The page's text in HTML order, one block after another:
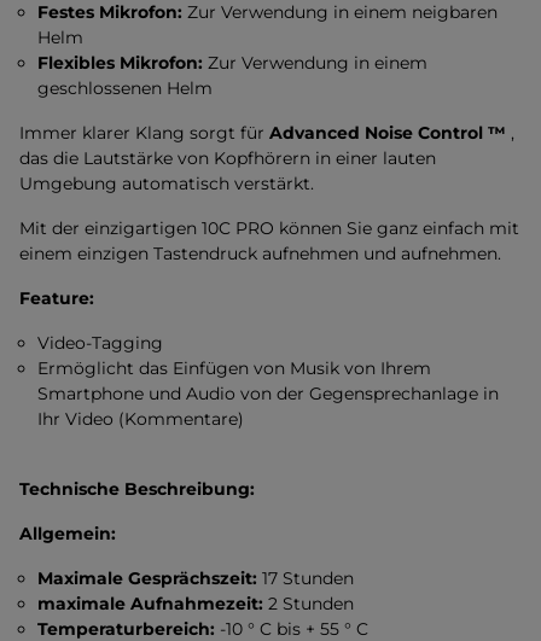
Festes Mikrofon: Zur Verwendung in einem neigbaren
Helm
Flexibles Mikrofon: Zur Verwendung in einem
geschlossenen Helm
Immer klarer Klang sorgt für Advanced Noise Control ™ ,
das die Lautstärke von Kopfhörern in einer lauten
Umgebung automatisch verstärkt.
Mit der einzigartigen 10C PRO können Sie ganz einfach mit
einem einzigen Tastendruck aufnehmen und aufnehmen.
Feature:
Video-Tagging
Ermöglicht das Einfügen von Musik von Ihrem
Smartphone und Audio von der Gegensprechanlage in
Ihr Video (Kommentare)
Technische Beschreibung:
Allgemein:
Maximale Gesprächszeit: 17 Stunden
maximale Aufnahmezeit: 2 Stunden
Temperaturbereich: -10 ° C bis + 55 ° C